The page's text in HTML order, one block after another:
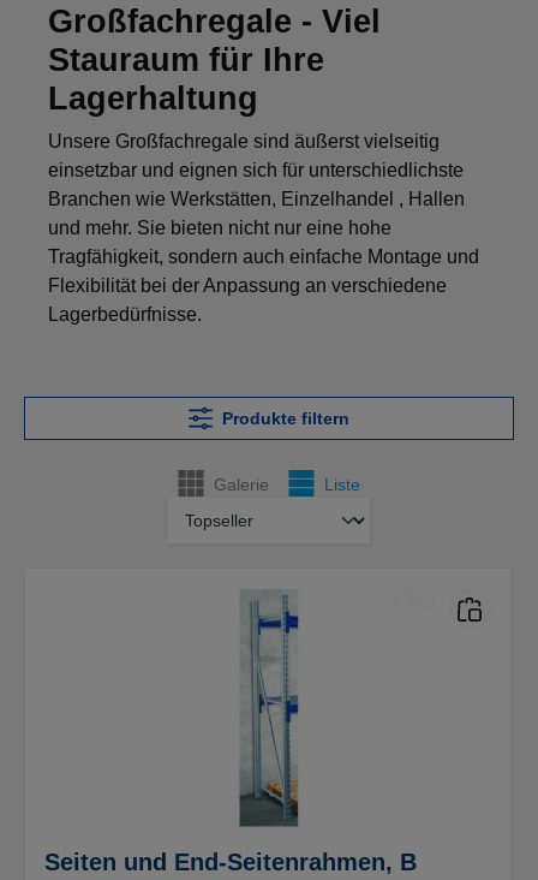
Großfachregale - Viel
Stauraum für Ihre
Lagerhaltung
Unsere Großfachregale sind äußerst vielseitig
einsetzbar und eignen sich für unterschiedlichste
Branchen wie Werkstätten, Einzelhandel , Hallen
und mehr. Sie bieten nicht nur eine hohe
Tragfähigkeit, sondern auch einfache Montage und
Flexibilität bei der Anpassung an verschiedene
Lagerbedürfnisse.
Produkte filtern
Galerie Liste
Seiten und End-Seitenrahmen, B